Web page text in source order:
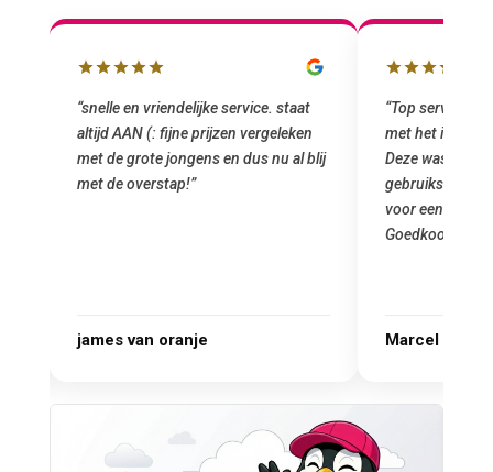
“snelle en vriendelijke service. staat
altijd AAN (: fijne prijzen vergeleken
met de grote jongens en dus nu al blij
met de overstap!”
james van oranje
“Top service.
met het
Deze was
gebruiksklaar
voor een
Goedkoop en
Marcel Thijs